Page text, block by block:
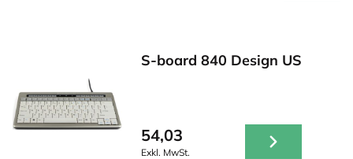
S-board 840 Design US
54,03
Exkl. MwSt.